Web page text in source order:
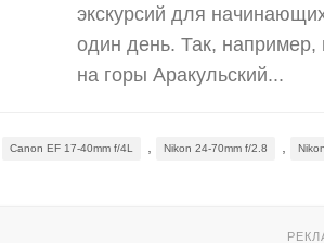
экскурсий для
один день. Так, например,
на горы Аракульский...
Canon EF 17-40mm f/4L Nikon 24-70mm f/2.8